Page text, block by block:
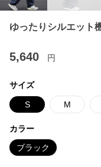
ゆったりシルエット
5,640 円
サイズ
S M
カラー
ブラック